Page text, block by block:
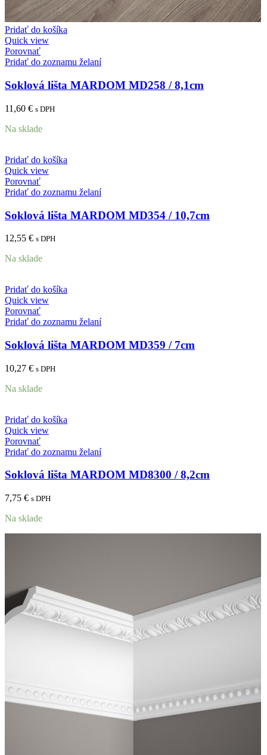
Pridať do košíka
Quick view
Porovnať
Pridať do zoznamu želaní
Soklová lišta MARDOM MD258 / 8,1cm
11,60 € s DPH
Na sklade
Pridať do košíka
Quick view
Porovnať
Pridať do zoznamu želaní
Soklová lišta MARDOM MD354 / 10,7cm
12,55 € s DPH
Na sklade
Pridať do košíka
Quick view
Porovnať
Pridať do zoznamu želaní
Soklová lišta MARDOM MD359 / 7cm
10,27 € s DPH
Na sklade
Pridať do košíka
Quick view
Porovnať
Pridať do zoznamu želaní
Soklová lišta MARDOM MD8300 / 8,2cm
7,75 € s DPH
Na sklade